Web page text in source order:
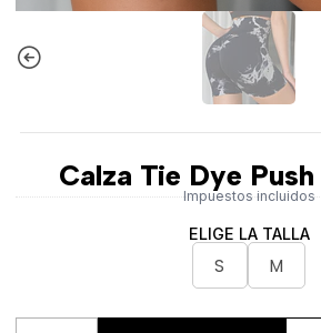
Calza Tie Dye
Impuestos incluidos
ELIGE LA TALLA
S M